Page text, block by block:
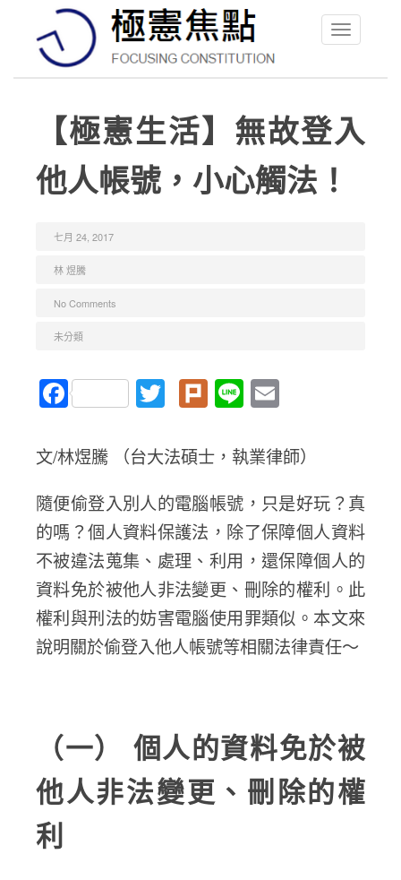
Toggle
【極憲生活】無故登入
他人帳號，小心觸法！
七月 24, 2017
林 煜騰
No Comments
未分類
FacebookTwitterPlurk
Line
文/林煜騰 （台大法碩士，執業律師）
隨便偷登入別人的電腦帳號，只是好玩？真
的嗎？個人資料保護法，除了保障個人資料
不被違法蒐集、處理、利用，還保障個人的
資料免於被他人非法變更、刪除的權利。此
權利與刑法的妨害電腦使用罪類似。本文來
說明關於偷登入他人帳號等相關法律責任～
（一） 個人的資料免於被
他人非法變更、刪除的權
利